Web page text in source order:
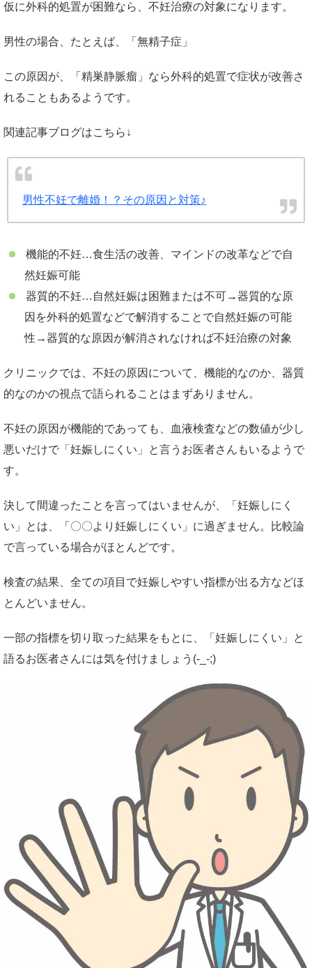
仮に外科的処置が困難なら、不妊治療の対象になります。
男性の場合、たとえば、「無精子症」
この原因が、「精巣静脈瘤」なら外科的処置で症状が改善さ
れることもあるようです。
関連記事ブログはこちら↓
男性不妊で離婚！？その原因と対策♪
機能的不妊…食生活の改善、マインドの改革などで自
然妊娠可能
器質的不妊…自然妊娠は困難または不可→器質的な原
因を外科的処置などで解消することで自然妊娠の可能
性→器質的な原因が解消されなければ不妊治療の対象
クリニックでは、不妊の原因について、機能的なのか、器質
的なのかの視点で語られることはまずありません。
不妊の原因が機能的であっても、血液検査などの数値が少し
悪いだけで「妊娠しにくい」と言うお医者さんもいるようで
す。
決して間違ったことを言ってはいませんが、「妊娠しにく
い」とは、「〇〇より妊娠しにくい」に過ぎません。比較論
で言っている場合がほとんどです。
検査の結果、全ての項目で妊娠しやすい指標が出る方などほ
とんどいません。
一部の指標を切り取った結果をもとに、「妊娠しにくい」と
語るお医者さんには気を付けましょう(-_-;)